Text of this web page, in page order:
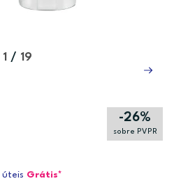
1 / 19
-26%
sobre PVPR
úteis Grátis*